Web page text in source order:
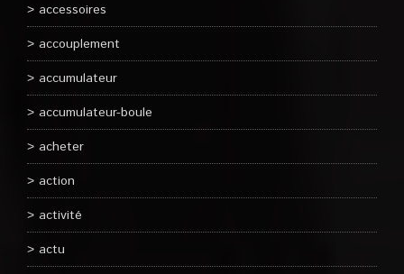
accessoires
accouplement
accumulateur
accumulateur-boule
acheter
action
activité
actu